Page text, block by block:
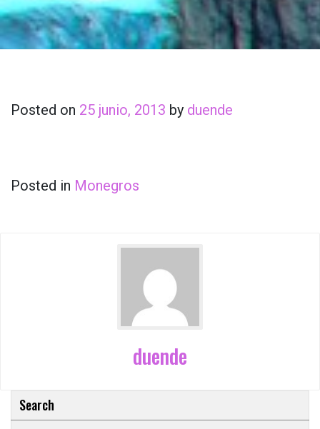
Posted on 25 junio, 2013 by duende
Posted in Monegros
duende
Search